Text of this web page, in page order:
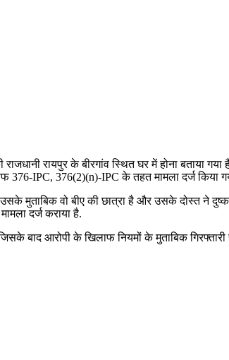
रायपुर के बीरगांव स्थित घर में होना बताया गया
376-IPC, 376(2)(n)-IPC के तहत मामला दर्ज किया
मुताबिक वो बीए की छात्रा है और उसके दोस्त ने
दर्ज कराया है.
बाद आरोपी के खिलाफ नियमों के मुताबिक गिरफ्तारी